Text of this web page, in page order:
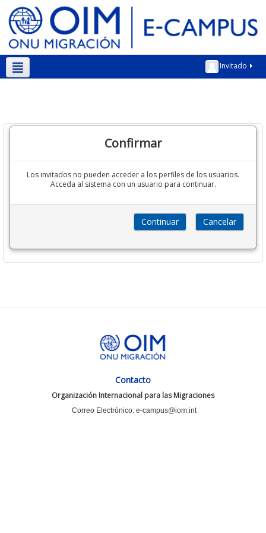
Invitado
Confirmar
Los invitados no pueden acceder a los perfiles de los usuarios.
Acceda al sistema con un usuario para continuar.
Contacto
Organización Internacional para las Migraciones
Correo Electrónico: e-campus@iom.int